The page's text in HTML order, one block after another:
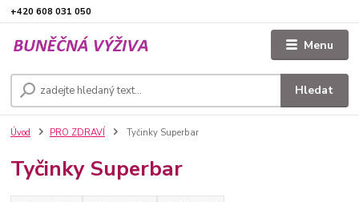
Menu
Hledat
+420 608 031 050
Úvod PRO ZDRAVÍ Tyčinky Superbar
Tyčinky Superbar